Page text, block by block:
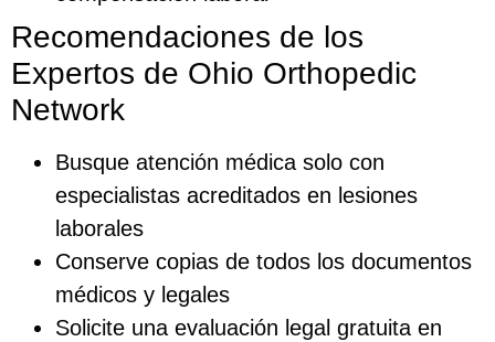
Recomendaciones de los
Expertos de Ohio Orthopedic
Network
Busque atención médica solo con
especialistas acreditados en lesiones
laborales
Conserve copias de todos los documentos
médicos y legales
Solicite una evaluación legal gratuita en